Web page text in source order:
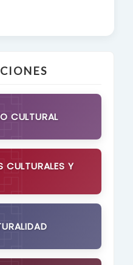
CULTURAL
CULTURALES Y